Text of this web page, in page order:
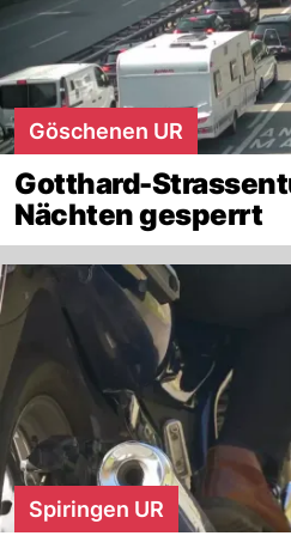
Göschenen UR
Gotthard-
Nächten gesperrt
Spiringen UR